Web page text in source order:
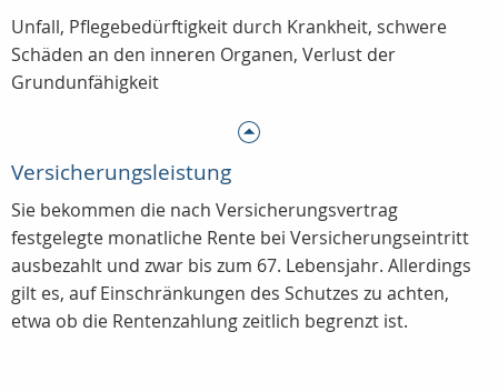
Unfall, Pflegebedürftigkeit durch Krankheit, schwere
Schäden an den inneren Organen, Verlust der
Grundunfähigkeit
Versicherungsleistung
Sie bekommen die nach Versicherungsvertrag
festgelegte monatliche Rente bei Versicherungseintritt
ausbezahlt und zwar bis zum 67. Lebensjahr. Allerdings
gilt es, auf Einschränkungen des Schutzes zu achten,
etwa ob die Rentenzahlung zeitlich begrenzt ist.